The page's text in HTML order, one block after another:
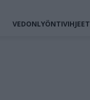
VEDONLYÖNTIVIHJEET